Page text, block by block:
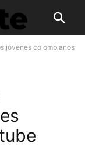
jóvenes colombianos